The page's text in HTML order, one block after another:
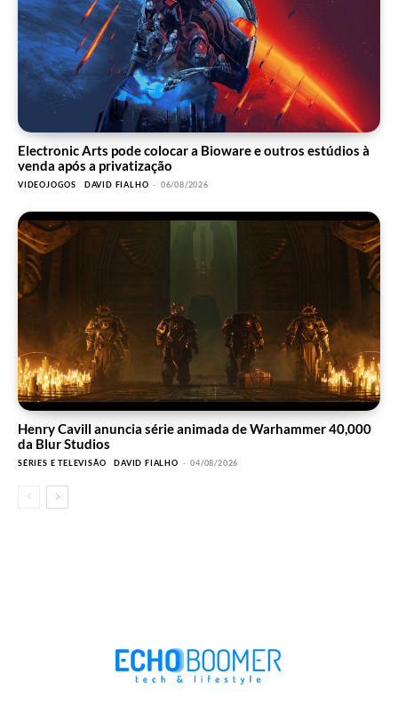
Electronic Arts pode colocar a Bioware e outros estúdios à
venda após a privatização
VIDEOJOGOS DAVID FIALHO - 06/08/2026
Henry Cavill anuncia série animada de Warhammer 40,000
da Blur Studios
SÉRIES E TELEVISÃO DAVID FIALHO - 04/08/2026